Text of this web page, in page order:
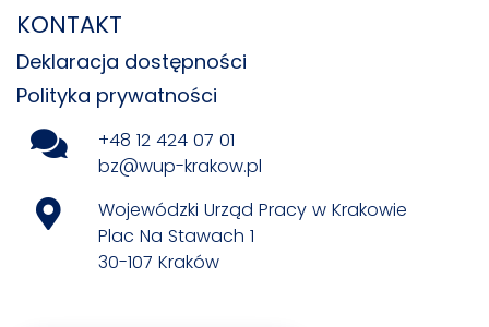
KONTAKT
Deklaracja dostępności
Polityka prywatności
+48 12 424 07 01
bz@wup-krakow.pl
Wojewódzki Urząd Pracy w Krakowie
Plac Na Stawach 1
30-107 Kraków